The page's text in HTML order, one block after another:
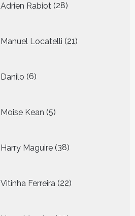
Adrien Rabiot 28
producten
Manuel Locatelli 21
producten
Danilo 6
producten
Moise Kean 5
producten
Harry Maguire 38
producten
Vitinha Ferreira 22
producten